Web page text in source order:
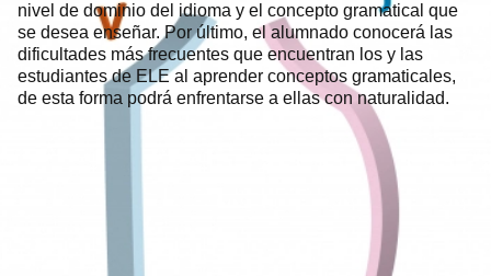
nivel de dominio del idioma y el concepto gramatical que
se desea enseñar. Por último, el alumnado conocerá las
dificultades más frecuentes que encuentran los y las
estudiantes de ELE al aprender conceptos gramaticales,
de esta forma podrá enfrentarse a ellas con naturalidad.